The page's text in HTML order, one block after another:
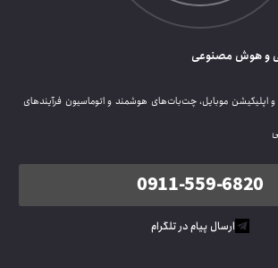
و هوش مصنوعی
اپلیکیشن موبایل، چت‌بات‌های هوشمند و اتوماسیون فرآیندهای
0911-559-6820
ارسال پیام در تلگرام